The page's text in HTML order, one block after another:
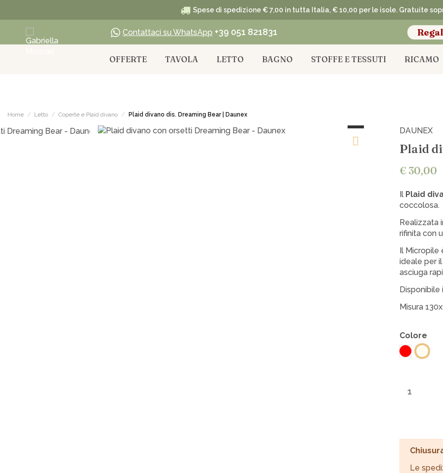
Spese di spedizione € 7,00 in tutta Italia, € 10,00 per le isole. Gratuite
Contattaci su WhatsApp +39 051 821831
OFFERTE TAVOLA LETTO BAGNO STOFFE E TESSUTI RICAMO
Home Letto Coperte e Plaid divano Plaid divano dis. Dreaming Bear | Daunex
DAUNEX
Plaid
€ 30,00
Il Plaid
coccolosa.
Realizzata
rifinita con
Il Micropile
ideale per
asciuga
Disponibile
Misura
Colore
Rosso
Le